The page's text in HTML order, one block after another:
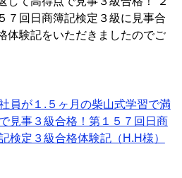
７回日商簿記検定３級に見事合
体験記をいただきましたのでご
員が１.５ヶ月の柴山式学習で満
見事３級合格！第１５７回日商
検定３級合格体験記（H.H様）